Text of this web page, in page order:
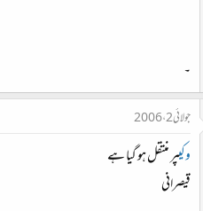
۔
جولائی 2، 2006
وکیپر منتقل ہو گیا ہے
قیصرانی